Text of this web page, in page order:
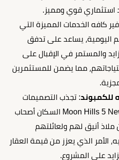
استثماري قوي ومميز.
كافه الخدمات المميزة التي
اليومية، يساعد على تدفق
والمستمر في الإقبال على
مما يضمن للمستثمرين
للكمبوند: تجذب التصميمات
المعماريه لكمبوند Moon Hills 5 New Zayed السكان أصحاب
ملاذ أنيق لهم ولعائلتهم
الأمر الذي يعزز من قيمة العقار
على المشروع.